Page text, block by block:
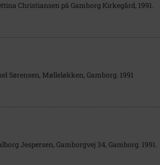
Christiansen på Gamborg Kirkegård, 1991.
Sørensen, Mølleløkken, Gamborg. 1991
Jespersen, Gamborgvej 34, Gamborg. 1991.